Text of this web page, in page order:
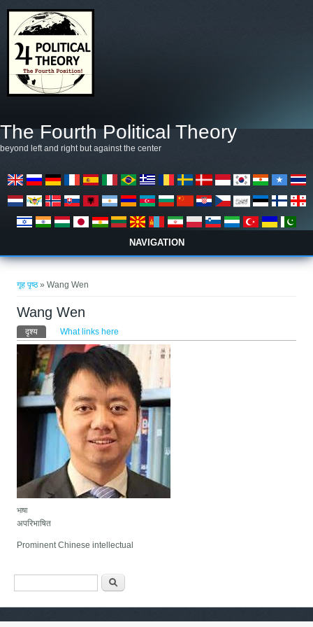
The Fourth Political Theory
beyond left and right but against the center
NAVIGATION
गृह पृष्ठ» Wang Wen
Wang Wen
प्राथमिक टैब्स
दृश्य (active tab)What links here
भाषा
अपरिभाषित
Prominent Chinese intellectual